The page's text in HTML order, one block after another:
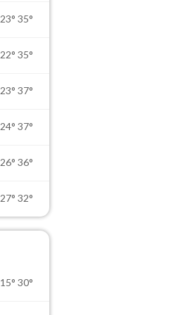
23° 35°
22° 35°
23° 37°
24° 37°
26° 36°
27° 32°
15° 30°